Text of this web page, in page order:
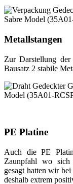
Metallstangen
Zur Darstellung der
Bausatz 2 stabile
PE Platine
Auch die PE
Zaunpfahl wo sich
gesagt hatten wir
deshalb extrem